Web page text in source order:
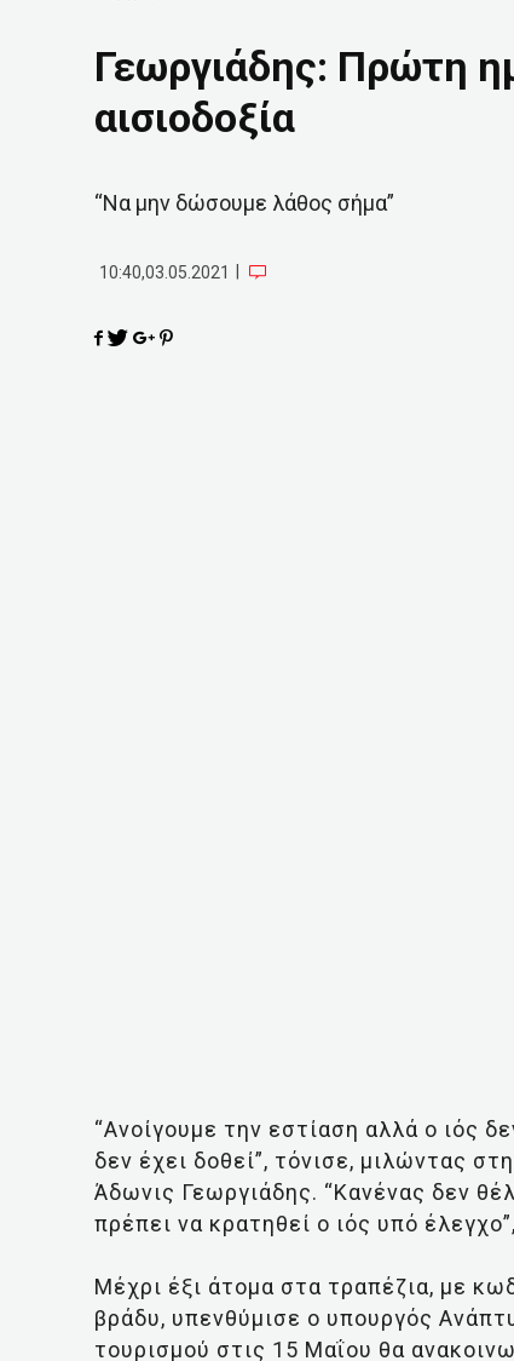
Γεωργιάδης: Πρώτη
αισιοδοξία
“Να μην δώσουμε λάθος σήμα”
10:40,03.05.2021
“Ανοίγουμε την εστίαση αλλά ο ιός
δεν έχει δοθεί”, τόνισε, μιλώντας
Άδωνις Γεωργιάδης. “Κανένας δεν
πρέπει να κρατηθεί ο ιός υπό
Μέχρι έξι άτομα στα τραπέζια, με
βράδυ, υπενθύμισε ο υπουργός
τουρισμού στις 15 Μαΐου θα